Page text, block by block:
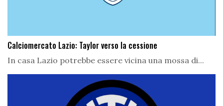
Calciomercato Lazio: Taylor verso la cessione
In casa Lazio potrebbe essere vicina una mossa di...